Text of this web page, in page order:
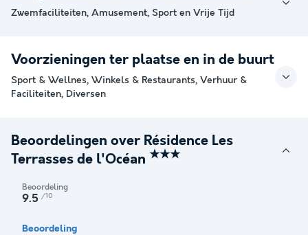
Zwemfaciliteiten, Amusement, Sport en Vrije Tijd
Voorzieningen ter plaatse en in de buurt
Sport & Wellnes, Winkels & Restaurants, Verhuur &
Faciliteiten, Diversen
Beoordelingen over Résidence Les
Terrasses de l'Océan ★★★
Beoordeling
9.5 /10
Beoordeling